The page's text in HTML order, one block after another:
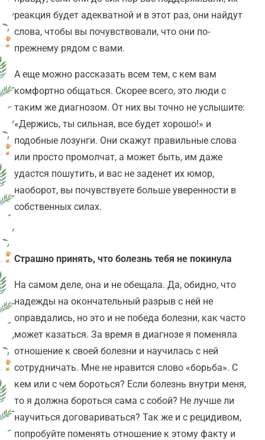
реакция будет адекватной и в этот раз, они найдут
слова, чтобы вы почувствовали, что они по-
прежнему рядом с вами.
А еще можно рассказать всем тем, с кем вам
комфортно общаться. Скорее всего, это люди с
таким же диагнозом. От них вы точно не услышите:
«Держись, ты сильная, все будет хорошо!» и
подобные лозунги. Они скажут правильные слова
или просто промолчат, а может быть, им даже
удастся пошутить, и вас не заденет их юмор,
наоборот, вы почувствуете больше уверенности в
собственных силах.
Страшно принять, что болезнь тебя не покинула
На самом деле, она и не обещала. Да, обидно, что
надежды на окончательный разрыв с ней не
оправдались, но это и не победа болезни, как часто
может казаться. За время в диагнозе я поменяла
отношение к своей болезни и научилась с ней
сотрудничать. Мне не нравится слово «борьба». С
кем или с чем бороться? Если болезнь внутри меня,
то я должна бороться сама с собой? Не лучше ли
научиться договариваться? Так же и с рецидивом,
попробуйте поменять отношение к этому факту и